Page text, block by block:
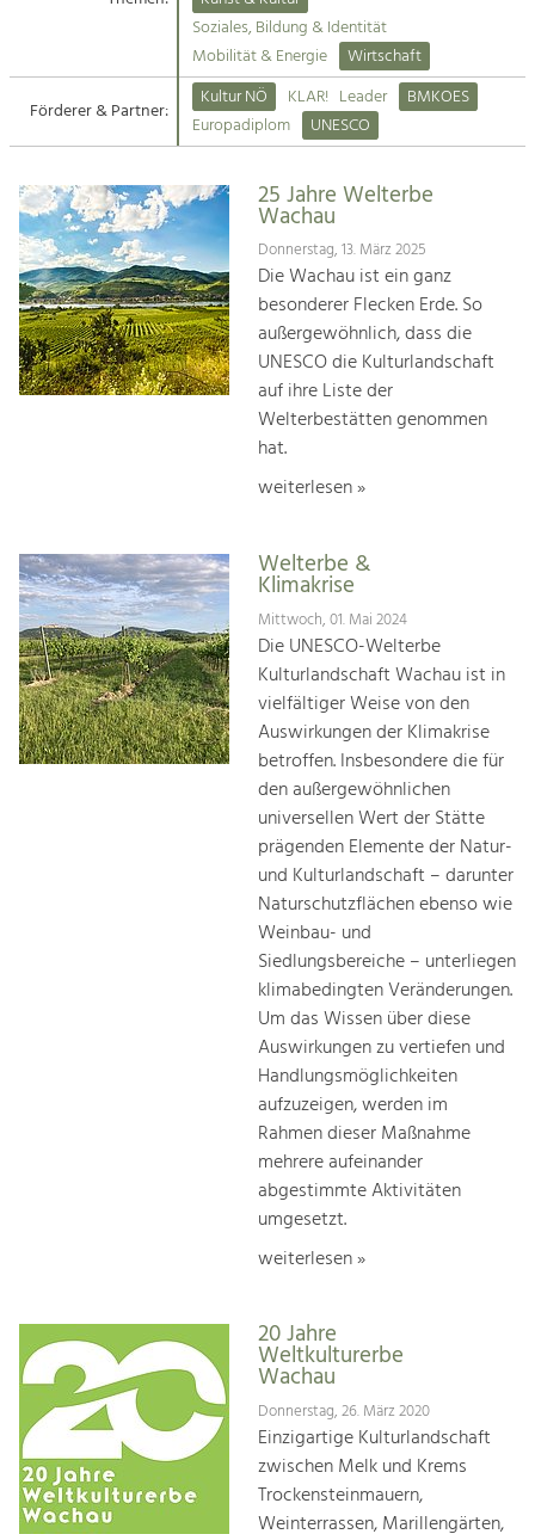
Suche
Impressum
Kontakt
Angebotsentwicklung und
Handwerk, Wissenschaft und Forschung.
Soziales, Bildung &
Identität
Gleichberechtigung, Jugend und
Integration
Mobilität & Energie
Klimawandel, öffentlicher Verkehr und
Steigerung regionaler Wertschöpfung
Soziales, Bildung & Identität
Mobilität & Energie
Wirtschaft
Förderer & Partner:
Kultur NÖ KLAR! Leader
BMKOES
Europadiplom
UNESCO
25 Jahre Welterbe
Wachau
Donnerstag, 13. März 2025
Die Wachau ist ein ganz
besonderer Flecken Erde. So
außergewöhnlich, dass die
UNESCO die Kulturlandschaft
auf ihre Liste der
Welterbestätten genommen
hat.
weiterlesen »
Welterbe &
Klimakrise
Mittwoch, 01. Mai 2024
Die UNESCO-Welterbe
Kulturlandschaft Wachau ist in
vielfältiger Weise von den
Auswirkungen der Klimakrise
betroffen. Insbesondere die für
den außergewöhnlichen
universellen Wert der Stätte
prägenden Elemente der Natur-
und Kulturlandschaft – darunter
Naturschutzflächen ebenso wie
Weinbau- und
Siedlungsbereiche – unterliegen
klimabedingten Veränderungen.
Um das Wissen über diese
Auswirkungen zu vertiefen und
Handlungsmöglichkeiten
aufzuzeigen, werden im
Rahmen dieser Maßnahme
mehrere aufeinander
abgestimmte Aktivitäten
umgesetzt.
weiterlesen »
20 Jahre
Weltkulturerbe
Wachau
Donnerstag, 26. März 2020
Einzigartige Kulturlandschaft
zwischen Melk und Krems
Trockensteinmauern,
Weinterrassen, Marillengärten,